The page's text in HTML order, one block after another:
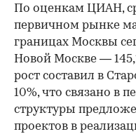
По оценкам ЦИАН,
первичном рынке
границах Москвы
Новой Москве —
рост составил в
10%, что связано в
структуры
проектов в